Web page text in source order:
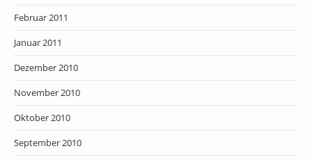
Februar 2011
Januar 2011
Dezember 2010
November 2010
Oktober 2010
September 2010